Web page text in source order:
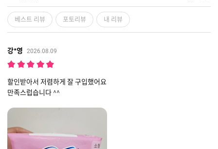
베스트 리뷰 포토리뷰 내 리뷰
강*영 2026.08.09
할인받아서 저렴하게 잘 구입했어요
만족스럽습니다 ^^